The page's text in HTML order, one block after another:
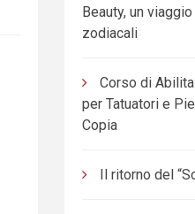
Beauty, un
zodiacali
Corso di
per Tatuatori e
Copia
Il ritorno del